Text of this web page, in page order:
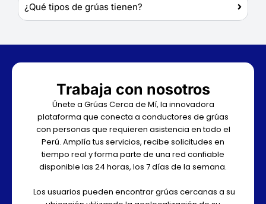
¿Qué tipos de grúas tienen?
Trabaja con nosotros
Únete a Grúas Cerca de Mí, la innovadora
plataforma que conecta a conductores de grúas
con personas que requieren asistencia en todo el
Perú. Amplía tus servicios, recibe solicitudes en
tiempo real y forma parte de una red confiable
disponible las 24 horas, los 7 días de la semana.
Los usuarios pueden encontrar grúas cercanas a su